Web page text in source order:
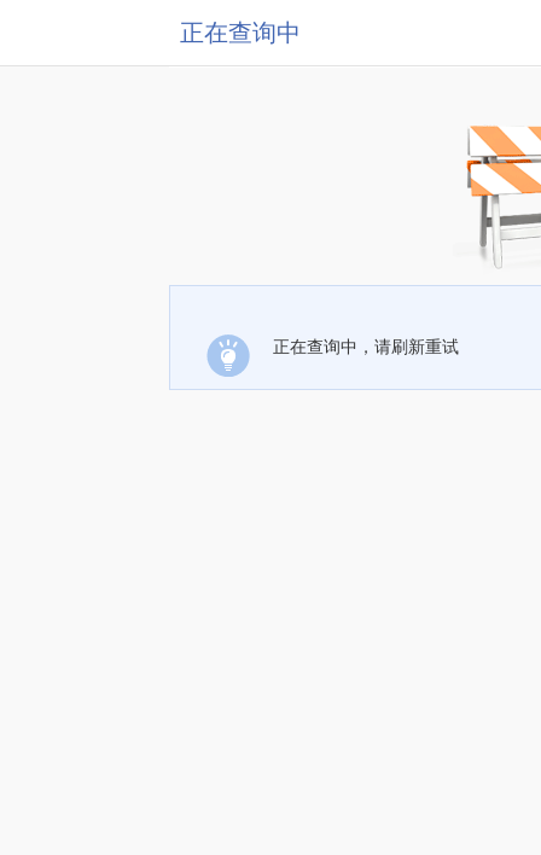
正在查询中
正在查询中，请刷新重试